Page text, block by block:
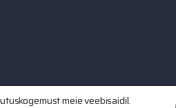
meie veebisaidil.